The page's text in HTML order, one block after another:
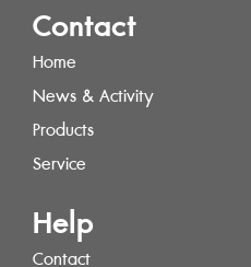
Contact
Home
News & Activity
Products
Service
Help
Contact